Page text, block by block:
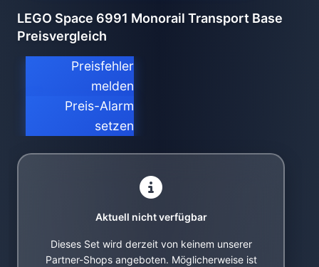
LEGO Space 6991 Monorail Transport Base
Preisvergleich
Preisfehler
melden
Preis-Alarm
setzen
Aktuell nicht verfügbar
Dieses Set wird derzeit von keinem unserer
Partner-Shops angeboten. Möglicherweise ist